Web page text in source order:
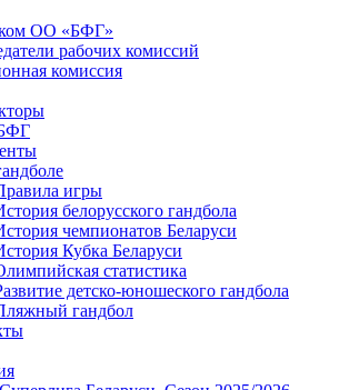
ОО «БФГ»
рабочих комиссий
комиссия
игры
белорусского гандбола
чемпионатов Беларуси
Кубка Беларуси
статистика
детско-юношеского гандбола
гандбол